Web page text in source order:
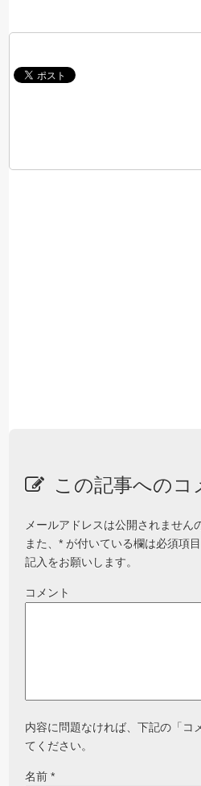
この記事へのコ
メールアドレスは公開されません
また、* が付いている欄は必須項
記入をお願いします。
コメント
内容に問題なければ、下記の「コ
てください。
名前*